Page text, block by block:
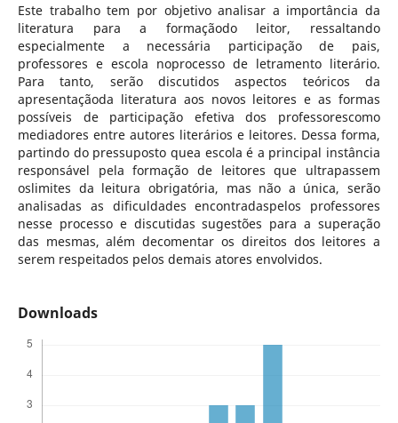
Este trabalho tem por objetivo analisar a importância da
literatura para a formaçãodo leitor, ressaltando
especialmente a necessária participação de pais,
professores e escola noprocesso de letramento literário.
Para tanto, serão discutidos aspectos teóricos da
apresentaçãoda literatura aos novos leitores e as formas
possíveis de participação efetiva dos professorescomo
mediadores entre autores literários e leitores. Dessa forma,
partindo do pressuposto quea escola é a principal instância
responsável pela formação de leitores que ultrapassem
oslimites da leitura obrigatória, mas não a única, serão
analisadas as dificuldades encontradaspelos professores
nesse processo e discutidas sugestões para a superação
das mesmas, além decomentar os direitos dos leitores a
serem respeitados pelos demais atores envolvidos.
Downloads